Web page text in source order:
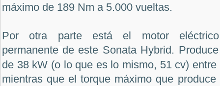
máximo de 189 Nm a 5.000 vueltas.
Por otra parte está el motor
permanente de este Sonata Hybrid.
de 38 kW (o lo que es lo mismo, 51 cv)
mientras que el torque máximo que